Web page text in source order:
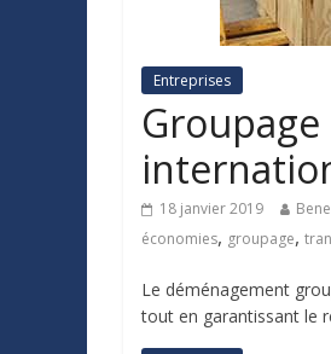
Entreprises
18 janvier 2019
économies, groupage,
Le déménagement
tout en garantissant le